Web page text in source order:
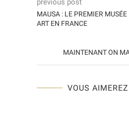
previous post
MAUSA : LE PREMIER MUSÉE
ART EN FRANCE
MAINTENANT ON
VOUS